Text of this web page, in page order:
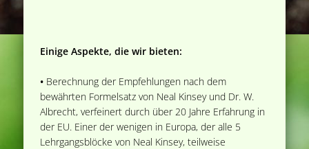
Einige Aspekte, die wir bieten:
• Berechnung der Empfehlungen nach dem
bewährten Formelsatz von Neal Kinsey und Dr. W.
Albrecht, verfeinert durch über 20 Jahre Erfahrung in
der EU. Einer der wenigen in Europa, der alle 5
Lehrgangsblöcke von Neal Kinsey, teilweise